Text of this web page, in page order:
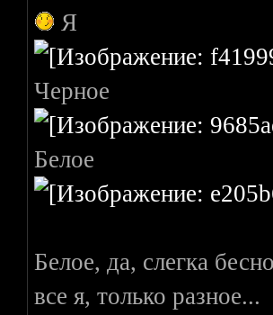
Я
Черное
Белое
Белое, да, слегка
все я, только разное...